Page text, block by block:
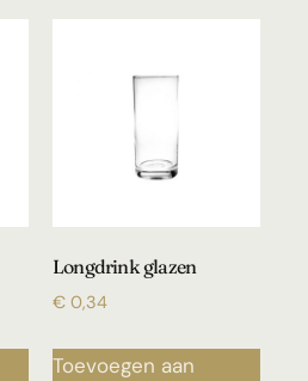
Longdrink glazen
€ 0,34
Toevoegen aan